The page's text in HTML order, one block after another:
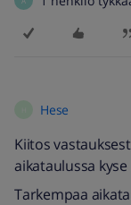
Hese
Kiitos
aikataulussa
Tarkempaa